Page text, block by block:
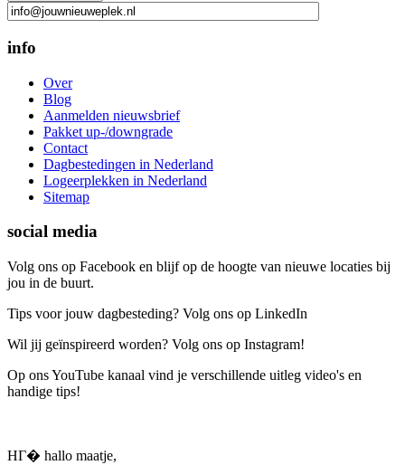
info
Over
Blog
Aanmelden nieuwsbrief
Pakket up-/downgrade
Contact
Dagbestedingen in Nederland
Logeerplekken in Nederland
Sitemap
social media
Volg ons op Facebook en blijf op de hoogte van nieuwe locaties bij
jou in de buurt.
Tips voor jouw dagbesteding? Volg ons op LinkedIn
Wil jij geïnspireerd worden? Volg ons op Instagram!
Op ons YouTube kanaal vind je verschillende uitleg video's en
handige tips!
HГ� hallo maatje,